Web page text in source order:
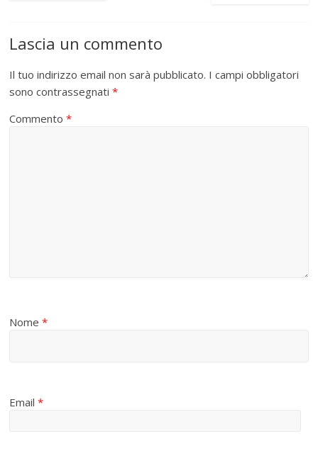
Lascia un commento
Il tuo indirizzo email non sarà pubblicato. I campi obbligatori
sono contrassegnati*
Commento*
Nome*
Email*